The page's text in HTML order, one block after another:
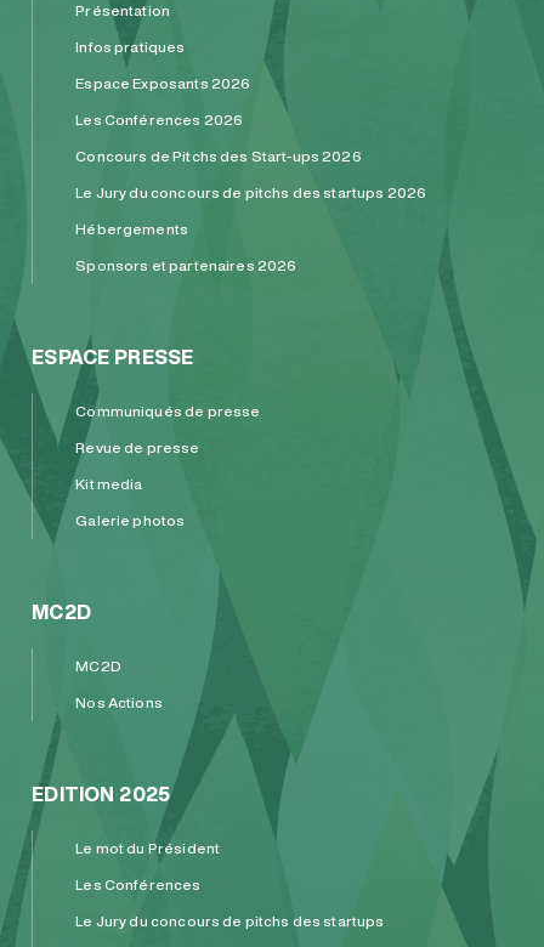
Présentation
Infos pratiques
Espace Exposants 2026
Les Conférences 2026
Concours de Pitchs des Start-ups 2026
Le Jury du concours de pitchs des startups 2026
Hébergements
Sponsors et partenaires 2026
ESPACE PRESSE
Communiqués de presse
Revue de presse
Kit media
Galerie photos
MC2D
MC2D
Nos Actions
EDITION 2025
Le mot du Président
Les Conférences
Le Jury du concours de pitchs des startups